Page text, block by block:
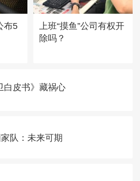
布5
上班“摸鱼”公司有权开
除吗？
白皮书》藏祸心
队：未来可期